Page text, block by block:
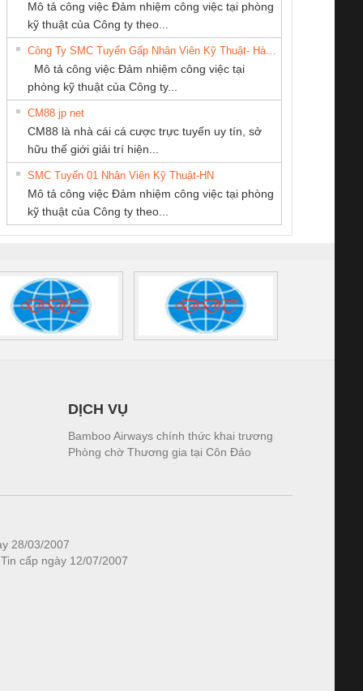
An Toàn
Contact
– PSR-
SCP-
FSP/2X1/1X2
sát chuỗi
tấm pin
16I+
(2502520000)
Bộ giám sát chuỗi
tấm pin
TRANSCLINIC 16I+
1K5 L (2433950000)
Bộ giám sát dòng
TRANSCLINIC 16I+
(2008130000)
Bộ chỉnh lưu nguồn
điện TRANSCLINIC
BKE 1K5.4
(7791400879)2. Giá
Nẹp nhôm chống
trơn Đà Nẵng
THUẬT KTECH
NAM
THƯƠNG MẠI
DỊCH VỤ KỸ
THUẬT ĐIỆN CƠ
GIA HƯNG PHÁT
SUPPLY
ty TNHH
Mại SX Ba
KINH DOANH
DỊCH VỤ XNK
PHƯƠNG NAM
Thiết Bị Điện Nam
Mô tả công việc Đảm nhiệm công việc tại phòng
kỹ thuật của Công ty theo...
Công Ty SMC Tuyển Gấp Nhân Viên Kỹ Thuật- Hà Nội
Mô tả công việc Đảm nhiệm công việc tại
phòng kỹ thuật của Công ty...
CM88 jp net
CM88 là nhà cái cá cược trực tuyến uy tín, sở
hữu thế giới giải trí hiện...
SMC Tuyển 01 Nhân Viên Kỹ Thuật-HN
Mô tả công việc Đảm nhiệm công việc tại phòng
kỹ thuật của Công ty theo...
DỊCH VỤ
Bamboo Airways chính thức khai trương
Phòng chờ Thương gia tại Côn Đảo
28/03/2007
cấp ngày 12/07/2007